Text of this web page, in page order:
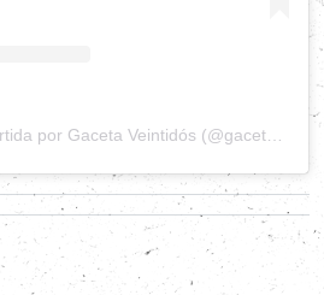
Una publicación compartida por Gaceta Veintidós (@gacetaveintidos)